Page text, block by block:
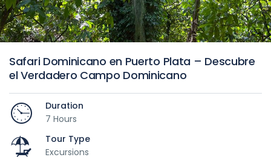
Safari Dominicano en Puerto Plata – Descubre
el Verdadero Campo Dominicano
Duration
7 Hours
Tour Type
Excursions